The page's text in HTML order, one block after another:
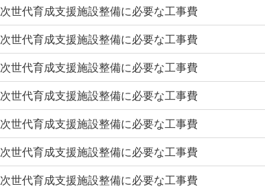
次世代育成支援施設整備に必要な工事費
次世代育成支援施設整備に必要な工事費
次世代育成支援施設整備に必要な工事費
次世代育成支援施設整備に必要な工事費
次世代育成支援施設整備に必要な工事費
次世代育成支援施設整備に必要な工事費
次世代育成支援施設整備に必要な工事費